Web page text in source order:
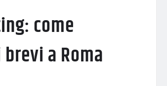
come
a Roma